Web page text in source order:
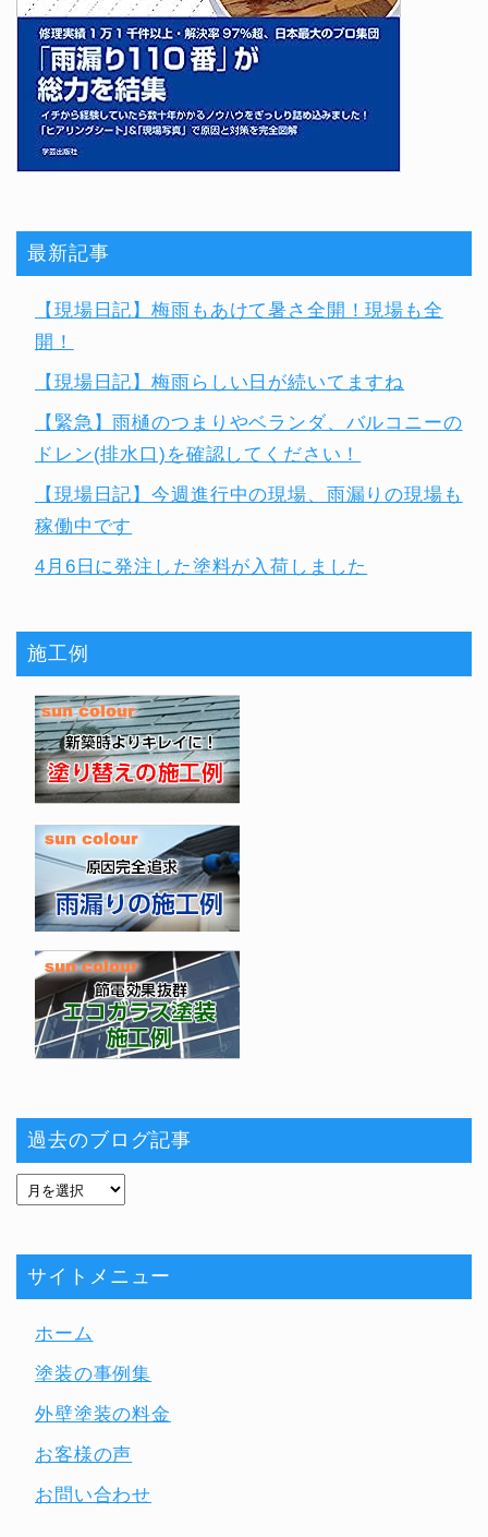
最新記事
【現場日記】梅雨もあけて暑さ全開！現場も全
開！
【現場日記】梅雨らしい日が続いてますね
【緊急】雨樋のつまりやベランダ、バルコニーの
ドレン(排水口)を確認してください！
【現場日記】今週進行中の現場、雨漏りの現場も
稼働中です
4月6日に発注した塗料が入荷しました
施工例
過去のブログ記事
サイトメニュー
ホーム
塗装の事例集
外壁塗装の料金
お客様の声
お問い合わせ